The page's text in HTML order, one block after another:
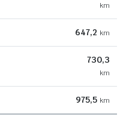
km
647,2 km
730,3
km
975,5 km